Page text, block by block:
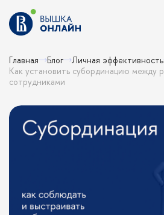
Главная Блог
Личная эффективность
Как установить субординацию между руководителями и
сотрудниками